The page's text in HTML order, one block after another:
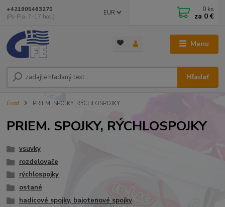
Menu
EUR
Hľadať
+421905463270
(Po-Pia, 7-17 hod.)
0 ks
za 0 €
Úvod PRIEM. SPOJKY, RÝCHLOSPOJKY
PRIEM. SPOJKY, RÝCHLOSPOJKY
vsuvky
rozdelovače
rýchlospojky
ostané
hadicové spojky, bajotenové spojky